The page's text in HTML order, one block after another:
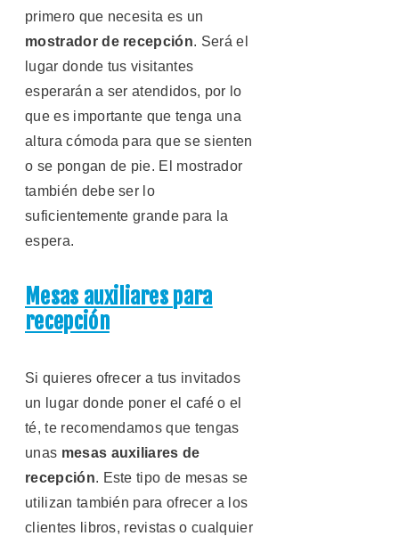
primero que necesita es un
mostrador de recepción. Será el
lugar donde tus visitantes
esperarán a ser atendidos, por lo
que es importante que tenga una
altura cómoda para que se sienten
o se pongan de pie. El mostrador
también debe ser lo
suficientemente grande para la
espera.
Mesas auxiliares para
recepción
Si quieres ofrecer a tus invitados
un lugar donde poner el café o el
té, te recomendamos que tengas
unas mesas auxiliares de
recepción. Este tipo de mesas se
utilizan también para ofrecer a los
clientes libros, revistas o cualquier